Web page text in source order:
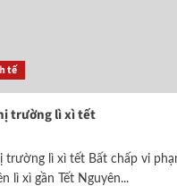
tế
trường lì xì tết
trường lì xì tết Bất chấp vi
lì xì gần Tết Nguyên...